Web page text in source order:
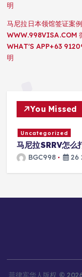
明
马尼拉日本领馆签证案
WWW.998VISA.COM
WHAT'S APP+63
明
You Missed
Uncategorized
马尼拉SRRV怎么
BGC998 26
菲律宾华人版权 ©